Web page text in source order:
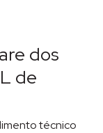
dos
de
técnico